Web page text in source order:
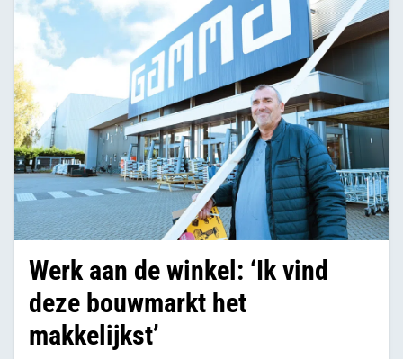
Werk aan de winkel: ‘Ik vind
deze bouwmarkt het
makkelijkst’